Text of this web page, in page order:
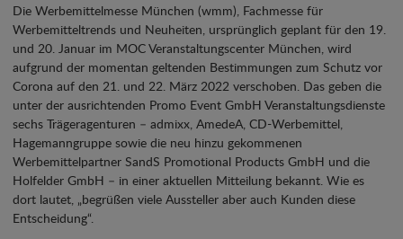
Die Werbemittelmesse München (wmm), Fachmesse für
Werbemitteltrends und Neuheiten, ursprünglich geplant für den 19.
und 20. Januar im MOC Veranstaltungscenter München, wird
aufgrund der momentan geltenden Bestimmungen zum Schutz vor
Corona auf den 21. und 22. März 2022 verschoben. Das geben die
unter der ausrichtenden Promo Event GmbH Veranstaltungsdienste
sechs Trägeragenturen – admixx, AmedeA, CD-Werbemittel,
Hagemanngruppe sowie die neu hinzu gekommenen
Werbemittelpartner SandS Promotional Products GmbH und die
Holfelder GmbH – in einer aktuellen Mitteilung bekannt. Wie es
dort lautet, „begrüßen viele Aussteller aber auch Kunden diese
Entscheidung“.